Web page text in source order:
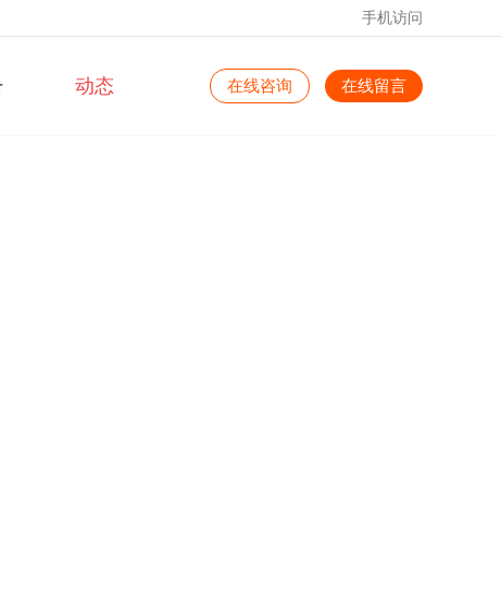
手机访问
动态 在线咨询 在线留言